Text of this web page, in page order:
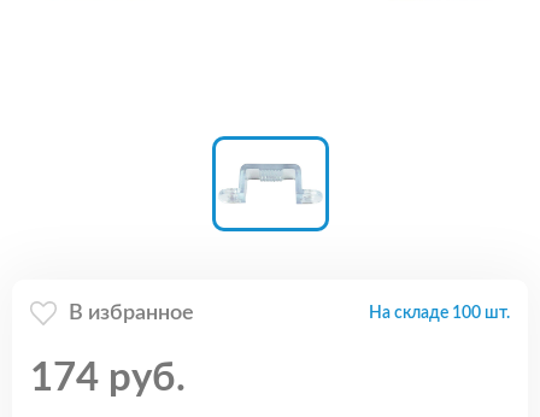
В избранное На складе 100 шт.
174 руб.